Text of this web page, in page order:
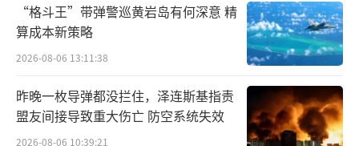
“格斗王”带弹警巡黄岩岛有何深意 精
算成本新策略
2026-08-06 13:11:38
昨晚一枚导弹都没拦住，泽连斯基指责
盟友间接导致重大伤亡 防空系统失效
2026-08-06 10:39:21